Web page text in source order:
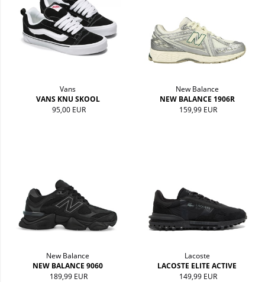
Vans
VANS KNU SKOOL
95,00 EUR
New Balance
NEW BALANCE 1906R
159,99 EUR
New Balance
NEW BALANCE 9060
189,99 EUR
Lacoste
LACOSTE ELITE ACTIVE
149,99 EUR